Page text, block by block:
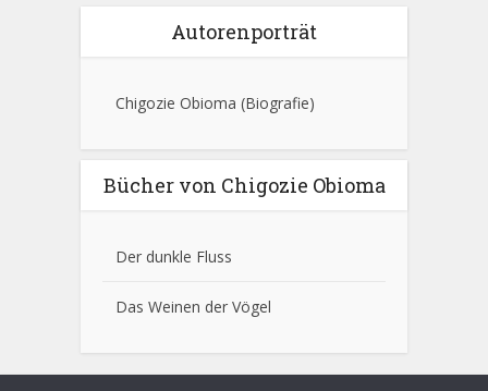
Autorenporträt
Chigozie Obioma (Biografie)
Bücher von Chigozie Obioma
Der dunkle Fluss
Das Weinen der Vögel